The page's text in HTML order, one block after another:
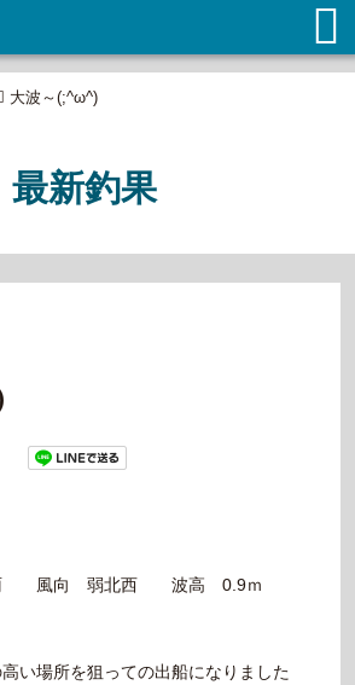
大波～(;^ω^)
最新釣果
雨 風向 弱北西 波高 0.9ｍ
い場所を狙っての出船になりました